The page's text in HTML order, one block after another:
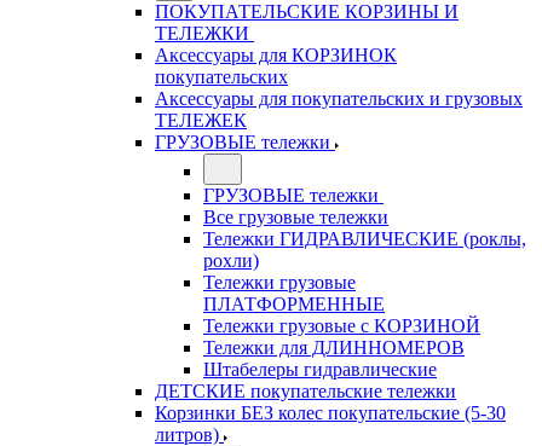
ПОКУПАТЕЛЬСКИЕ КОРЗИНЫ И
ТЕЛЕЖКИ
Аксессуары для КОРЗИНОК
покупательских
Аксессуары для покупательских и грузовых
ТЕЛЕЖЕК
ГРУЗОВЫЕ тележки
ГРУЗОВЫЕ тележки
Все грузовые тележки
Тележки ГИДРАВЛИЧЕСКИЕ (роклы,
рохли)
Тележки грузовые
ПЛАТФОРМЕННЫЕ
Тележки грузовые с КОРЗИНОЙ
Тележки для ДЛИННОМЕРОВ
Штабелеры гидравлические
ДЕТСКИЕ покупательские тележки
Корзинки БЕЗ колес покупательские (5-30
литров)